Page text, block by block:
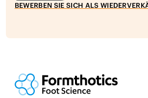
BEWERBEN SIE SICH ALS